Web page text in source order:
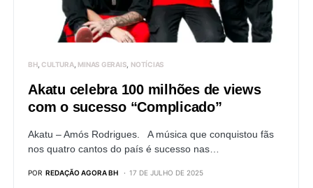
BH CULTURA MINAS GERAIS NOTÍCIAS
Akatu celebra 100 milhões de views
com o sucesso “Complicado”
Akatu – Amós Rodrigues. A música que conquistou fãs
nos quatro cantos do país é sucesso nas…
POR REDAÇÃO AGORA BH 17 DE JULHO DE 2025